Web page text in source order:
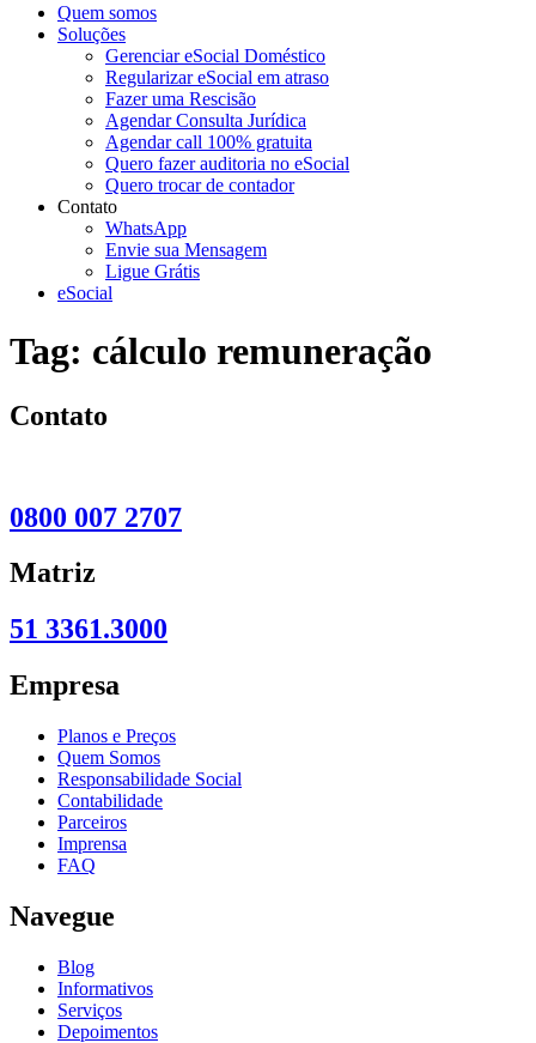
Quem somos
Soluções
Gerenciar eSocial Doméstico
Regularizar eSocial em atraso
Fazer uma Rescisão
Agendar Consulta Jurídica
Agendar call 100% gratuita
Quero fazer auditoria no eSocial
Quero trocar de contador
Contato
WhatsApp
Envie sua Mensagem
Ligue Grátis
eSocial
Tag: cálculo remuneração
Contato
0800 007 2707
Matriz
51 3361.3000
Empresa
Planos e Preços
Quem Somos
Responsabilidade Social
Contabilidade
Parceiros
Imprensa
FAQ
Navegue
Blog
Informativos
Serviços
Depoimentos